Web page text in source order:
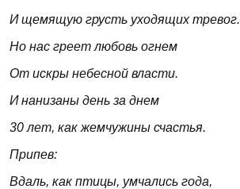
И щемящую грусть уходящих тревог.
Но нас греет любовь огнем
От искры небесной власти.
И нанизаны день за днем
30 лет, как жемчужины счастья.
Припев:
Вдаль, как птицы, умчались года,